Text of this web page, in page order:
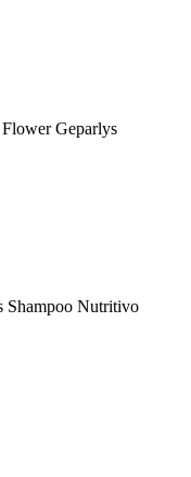
Geparlys
Shampoo Nutritivo